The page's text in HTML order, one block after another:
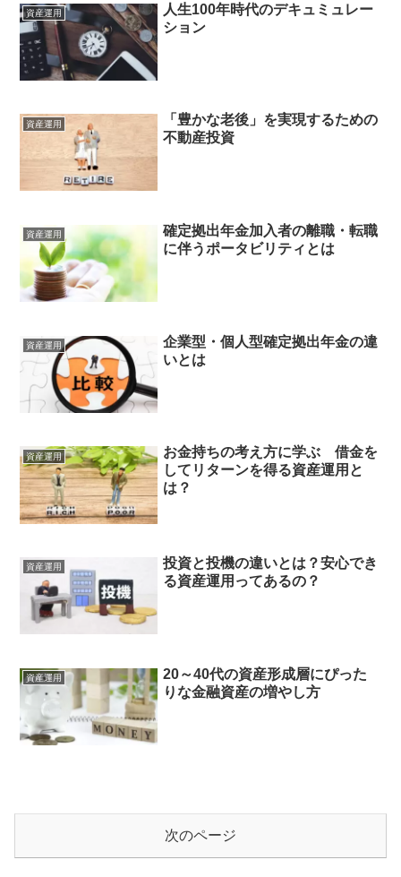
資産運用
人生100年時代のデキュミュレー
ション
資産運用
「豊かな老後」を実現するための
不動産投資
資産運用
確定拠出年金加入者の離職・転職
に伴うポータビリティとは
資産運用
企業型・個人型確定拠出年金の違
いとは
資産運用
お金持ちの考え方に学ぶ 借金を
してリターンを得る資産運用と
は？
資産運用
投資と投機の違いとは？安心でき
る資産運用ってあるの？
資産運用
20～40代の資産形成層にぴった
りな金融資産の増やし方
次のページ